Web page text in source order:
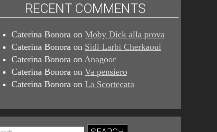
RECENT COMMENTS
Caterina Bonora onMoby Dick alla prova
Caterina Bonora on Sidi Larbi Cherkaoui
Caterina Bonora onAnagoor
Caterina Bonora onVa pensiero
Caterina Bonora onLa Scortecata